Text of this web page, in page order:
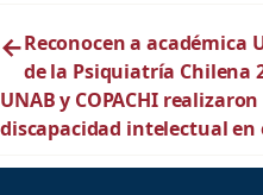
←Reconocen a académica
de la Psiquiatría Chilena
UNAB y COPACHI
discapacidad intelectual